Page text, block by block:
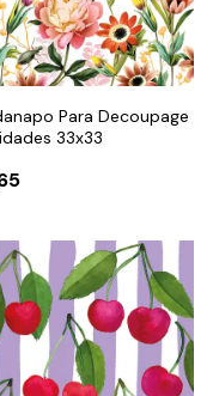
Para Decoupage
33x33